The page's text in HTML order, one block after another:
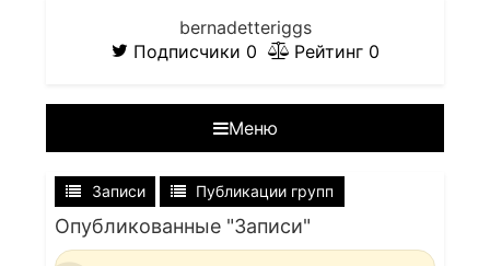
bernadetteriggs
Подписчики 0 Рейтинг 0
Меню
Записи Публикации групп
Опубликованные "Записи"